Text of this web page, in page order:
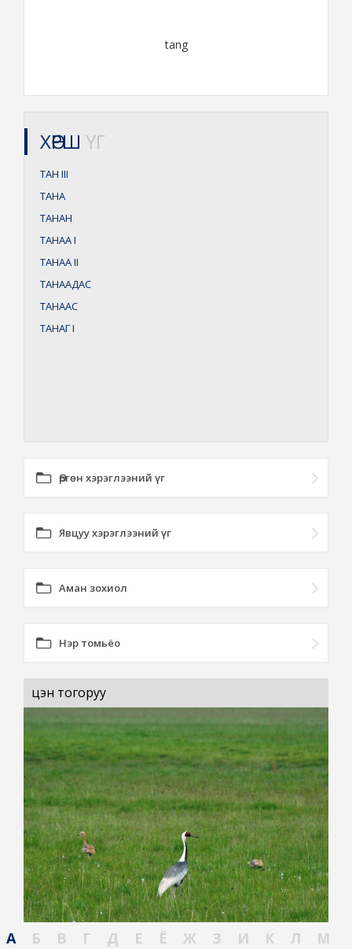
tang
ХӨРШ ҮГ
ТАН III
ТАНА
ТАНАН
ТАНААI
ТАНААII
ТАНААДАС
ТАНААС
ТАНАГI
Өргөн хэрэглээний үг
Явцуу хэрэглээний үг
Аман зохиол
Нэр томьёо
цэн тогоруу
А Б В Г Д Е Ё Ж З И К Л
М